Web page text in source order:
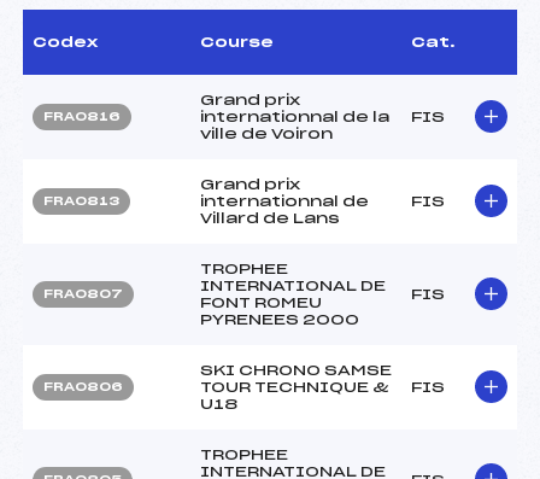
Codex Course Cat.
FRA0816
Grand prix
internationnal de la
ville de Voiron
FIS
FRA0813
Grand prix
internationnal de
Villard de Lans
FIS
FRA0807
TROPHEE
INTERNATIONAL DE
FONT ROMEU
PYRENEES 2000
FIS
FRA0806
SKI CHRONO SAMSE
TOUR TECHNIQUE &
U18
FIS
TROPHEE
INTERNATIONAL DE